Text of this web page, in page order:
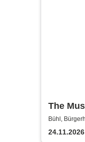
The
Bühl,
24.11.2026